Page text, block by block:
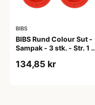
BIBS
BIBS Rund Colour Sut -
Sampak - 3 stk. - Str. 1 -
134,85 kr